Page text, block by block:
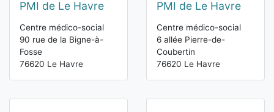
PMI de Le Havre
Centre médico-social
90 rue de la Bigne-à-
Fosse
76620 Le Havre
PMI de Le Havre
Centre médico-social
6 allée Pierre-de-
Coubertin
76620 Le Havre